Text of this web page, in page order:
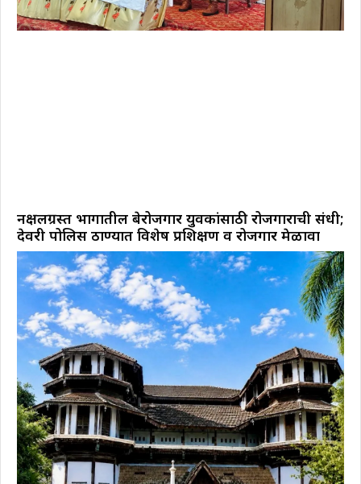
नक्षलग्रस्त भागातील बेरोजगार युवकांसाठी रोजगाराची संधी;
देवरी पोलिस ठाण्यात विशेष प्रशिक्षण व रोजगार मेळावा